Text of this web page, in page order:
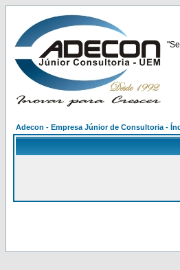
Adecon - Empresa Júnior de Consultoria -